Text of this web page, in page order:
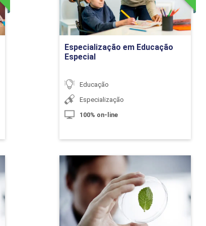
diante dos Distúrbios de Aprendizagem
Diversidade e as Necessidades Educacionais
Módulos
Educativas Especiais: Surdez, Deficiência
e Baixa Visão
Especialização em Educação
Especial
Educação
Especialização
100% on-line
Ir para Inscrição
Ciências Biológicas
Detalhes do curso